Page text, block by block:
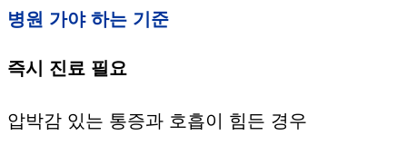
병원 가야 하는 기준
즉시 진료 필요
압박감 있는 통증과 호흡이 힘든 경우